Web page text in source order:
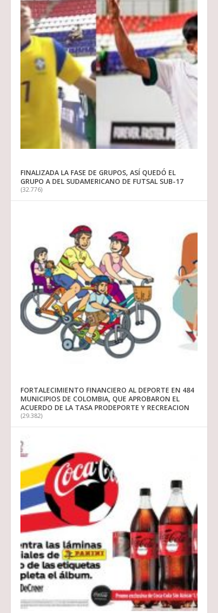
FINALIZADA LA FASE DE GRUPOS, ASÍ QUEDÓ EL
GRUPO A DEL SUDAMERICANO DE FUTSAL SUB-17
(32.776)
FORTALECIMIENTO FINANCIERO AL DEPORTE EN 484
MUNICIPIOS DE COLOMBIA, QUE APROBARON EL
ACUERDO DE LA TASA PRODEPORTE Y RECREACION
(29.382)